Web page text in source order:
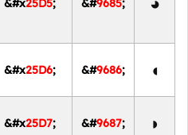
&#9685;
&#x25D5;
◖
&#9686;
&#x25D6;
◗
&#9687;
&#x25D7;